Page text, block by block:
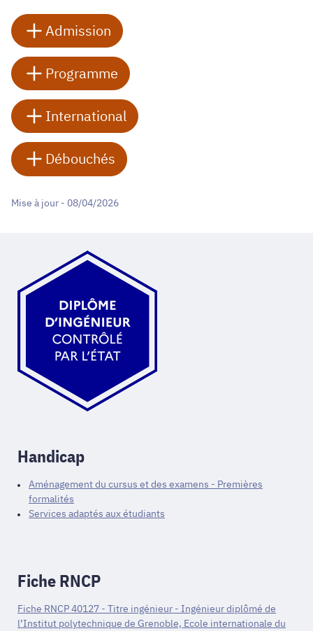
Admission
Programme
International
Débouchés
Mise à jour - 08/04/2026
Handicap
Aménagement du cursus et des examens - Premières
formalités
Services adaptés aux étudiants
Fiche RNCP
Fiche RNCP 40127 - Titre ingénieur - Ingénieur diplômé de
l’Institut polytechnique de Grenoble, Ecole internationale du